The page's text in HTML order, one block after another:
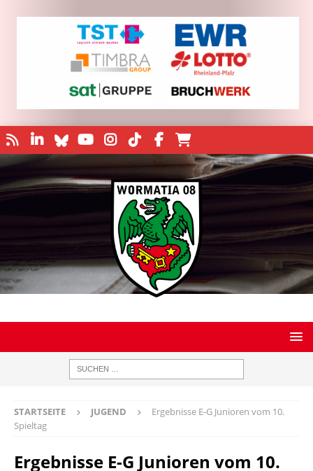
STARTSEITE JUGEND
Ergebnisse E-G Junioren vom 10.
Spieltag
Ergebnisse E-G Junioren vom 10.